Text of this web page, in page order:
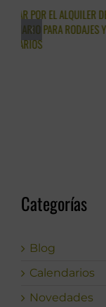
CÓMO LA ELECCIÓN DE
PARA ALQUILER PUEDE
TRANSFORMAR TU
Categorías
Blog
Calendarios
Novedades